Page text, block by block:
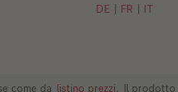
DE | FR | IT
come da listino prezzi. Il prodotto